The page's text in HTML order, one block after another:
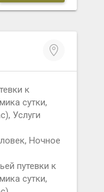
к
сутки,
Услуги
Ночное
путевки к
сутки,